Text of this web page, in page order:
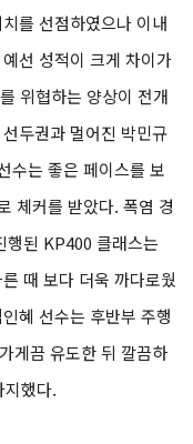
를 선점하였으나 이내
선 성적이 크게 차이가
위협하는 양상이 전개
두권과 멀어진 박민규
수는 좋은 페이스를 보
체커를 받았다. 폭염 경
행된 KP400 클래스는
때 보다 더욱 까다로웠
혜 선수는 후반부 주행
게끔 유도한 뒤 깔끔하
했다.